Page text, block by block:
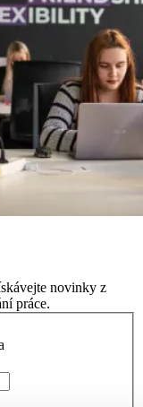
novinky z
práce.